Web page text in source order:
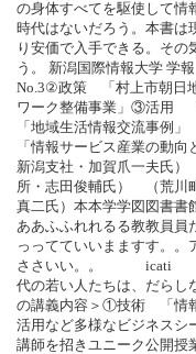
の身体すべてを駆使して情
時代はないだろう。本書は
り安価で入手できる。その
う。 新潟国際情報大学
No.3②政策 「村上市朝日
ワーク整備事業」③活用
「地域生活情報交流事例
「情報サービス産業の動
新潟支社・加賀爪一夫氏
所・志田俊輔氏） （荒川
真二氏）本本学学図図書書
ああふふれれるる教教
っってていいまますす。。
ささいい。
代の若い人たちは、だらし
の講義内容＞①技術 「情
活用など多様なビジネスシ
講師を招きユニーク公開授